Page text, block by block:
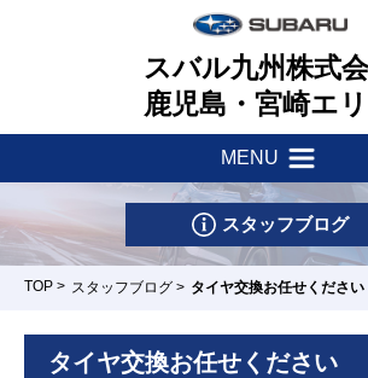
スバル九州株式
鹿児島・宮崎エ
MENU
新着情報
サポート・他
車検・点検はマイスバルへ
店舗一覧
会社案内
一つのいのちプロジェク
採用情報
スタッフブログ
TOP > スタッフブログ > タイヤ交換お任せください
タイヤ交換お任せください